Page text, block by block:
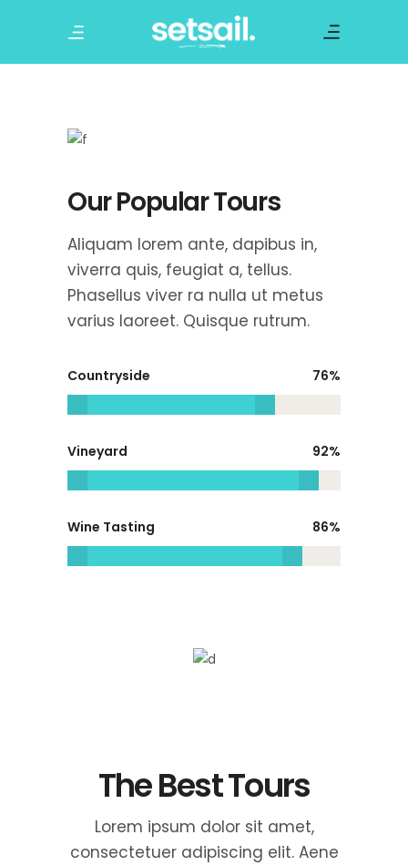
Our Popular Tours
Aliquam lorem ante, dapibus in,
viverra quis, feugiat a, tellus.
Phasellus viver ra nulla ut metus
varius laoreet. Quisque rutrum.
Countryside 76
Vineyard 92
Wine Tasting 86
The Best Tours
Lorem ipsum dolor sit amet,
consectetuer adipiscing elit. Aene